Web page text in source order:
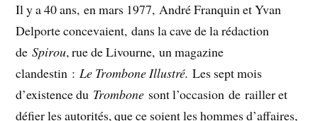
Il y a 40 ans, en mars 1977, André Franquin et Yvan
Delporte concevaient, dans la cave de la rédaction
deSpirou, rue de Livourne, un magazine
clandestin :Le Trombone Illustré.Les sept mois
d’existence du Trombone sont l’occasion de railler et
défier les autorités, que ce soient les hommes d’affaires,